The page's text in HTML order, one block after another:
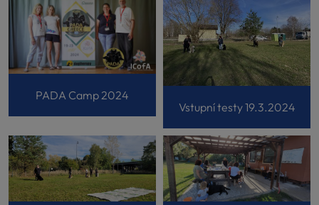
PADA Camp 2024
Vstupní testy 19.3.2024